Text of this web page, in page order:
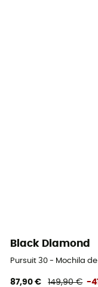
Black Diamond
Pursuit 30 - Mochila
87,90 € 149,90 € -